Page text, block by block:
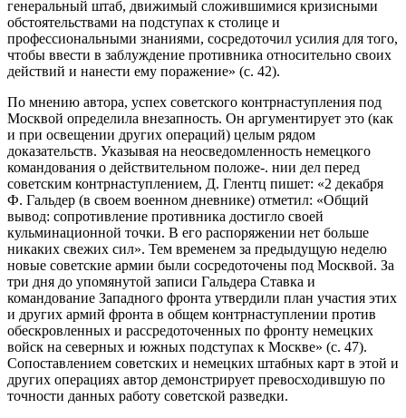
генеральный штаб, движимый сложившимися кризисными
обстоятельствами на подступах к столице и
профессиональными знаниями, сосредоточил усилия для того,
чтобы ввести в заблуждение противника относительно своих
действий и нанести ему поражение» (с. 42).
По мнению автора, успех советского контрнаступления под
Москвой определила внезапность. Он аргументирует это (как
и при освещении других операций) целым рядом
доказательств. Указывая на неосведомленность немецкого
командования о действительном положе-. нии дел перед
советским контрнаступлением, Д. Глентц пишет: «2 декабря
Ф. Гальдер (в своем военном дневнике) отметил: «Общий
вывод: сопротивление противника достигло своей
кульминационной точки. В его распоряжении нет больше
никаких свежих сил». Тем временем за предыдущую неделю
новые советские армии были сосредоточены под Москвой. За
три дня до упомянутой записи Гальдера Ставка и
командование Западного фронта утвердили план участия этих
и других армий фронта в общем контрнаступлении против
обескровленных и рассредоточенных по фронту немецких
войск на северных и южных подступах к Москве» (с. 47).
Сопоставлением советских и немецких штабных карт в этой и
других операциях автор демонстрирует превосходившую по
точности данных работу советской разведки.